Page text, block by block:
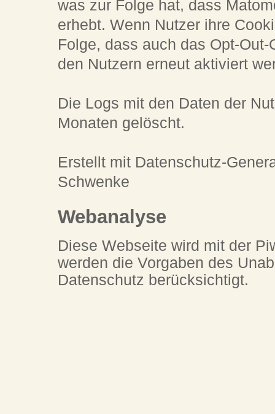
was zur Folge hat, dass
erhebt. Wenn Nutzer ihre
Folge, dass auch das Opt-
den Nutzern erneut aktiviert
Die Logs mit den Daten der
Monaten gelöscht.
Erstellt mit Datenschutz-
Schwenke
Webanalyse
Diese Webseite wird mit der
werden die Vorgaben des
Datenschutz berücksichtigt.